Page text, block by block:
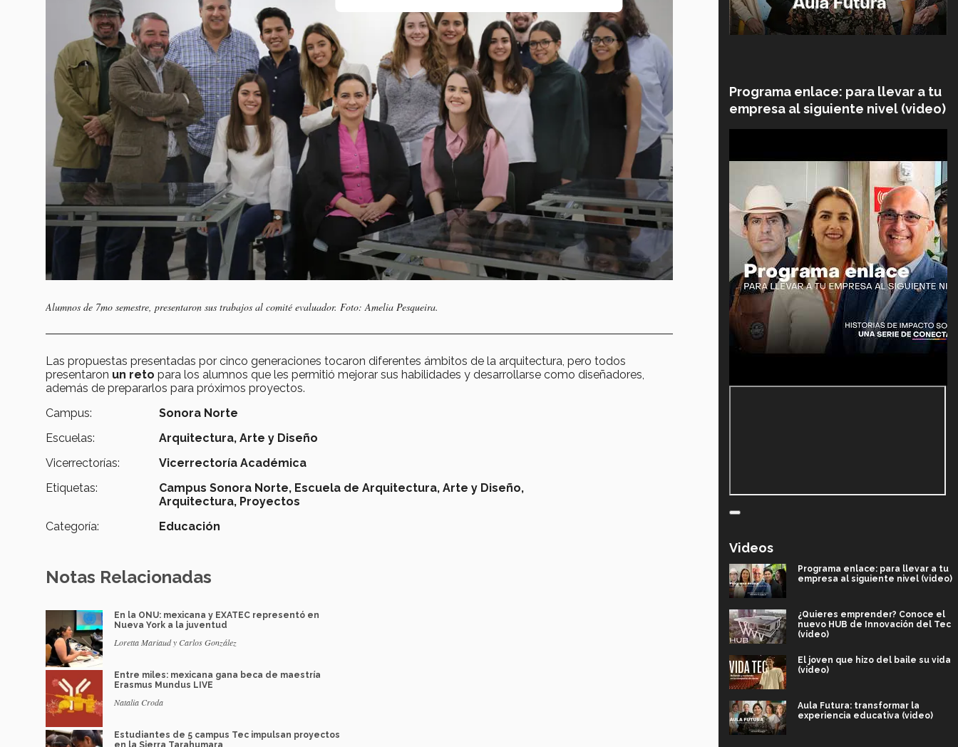
Alumnos de 7mo semestre, presentaron sus trabajos al comité evaluador. Foto: Amelia Pesqueira.
Las propuestas presentadas por cinco generaciones tocaron diferentes ámbitos de la arquitectura, pero todos
presentaron un reto para los alumnos que les permitió mejorar sus habilidades y desarrollarse como diseñadores,
además de prepararlos para próximos proyectos.
Campus:
Sonora Norte
Escuelas:
Arquitectura, Arte y Diseño
Vicerrectorías:
Vicerrectoría Académica
Etiquetas:
Campus Sonora Norte, Escuela de Arquitectura, Arte y Diseño,
Arquitectura, Proyectos
Categoría:
Educación
Notas Relacionadas
En la ONU: mexicana y EXATEC representó en
Nueva York a la juventud
Loretta Mariaud y Carlos González
Entre miles: mexicana gana beca de maestría
Erasmus Mundus LIVE
Natalia Croda
Estudiantes de 5 campus Tec impulsan proyectos
en la Sierra Tarahumara
Programa enlace: para llevar a tu
empresa al siguiente nivel (video)
Videos
Programa enlace: para llevar a tu
empresa al siguiente nivel (video)
¿Quieres emprender? Conoce el
nuevo HUB de Innovación del Tec
(video)
El joven que hizo del baile su vida
(video)
Aula Futura: transformar la
experiencia educativa (video)